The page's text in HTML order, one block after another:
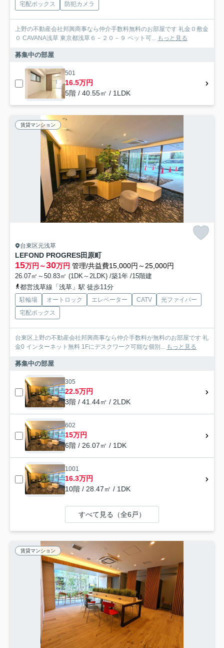
宅配ボックス
防犯カメラ
上野の不動産会社邦興商事なら仲介手数料無料のお部屋です 礼金０敷金
０ CAVANA浅草 東京都浅草６－２０－９ ペット可... もっと見る
募集中の部屋
501
16.5万円
5階 / 40.55㎡ / 1LDK
賃貸マンション
台東区元浅草
LEFOND PROGRES田原町
15万円～30万円 管理/共益費15,000円～25,000円
26.07㎡～50.83㎡ (1DK～2LDK) /築1年 /15階建
都営浅草線「浅草」駅 徒歩11分
駐輪場 オートロック エレベーター CATV
光ファイバー
宅配ボックス
台東区上野の不動産会社邦興商事なら仲介手数料が無料のお部屋です 礼
金0 インターネット無料 1Fにデスクワーク可能な個別... もっと見る
募集中の部屋
305
22.5万円
3階 / 41.44㎡ / 2LDK
602
15万円
6階 / 26.07㎡ / 1DK
1001
16.3万円
10階 / 28.47㎡ / 1DK
すべて見る（全6戸）
賃貸マンション